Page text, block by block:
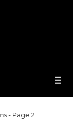
- Page 2